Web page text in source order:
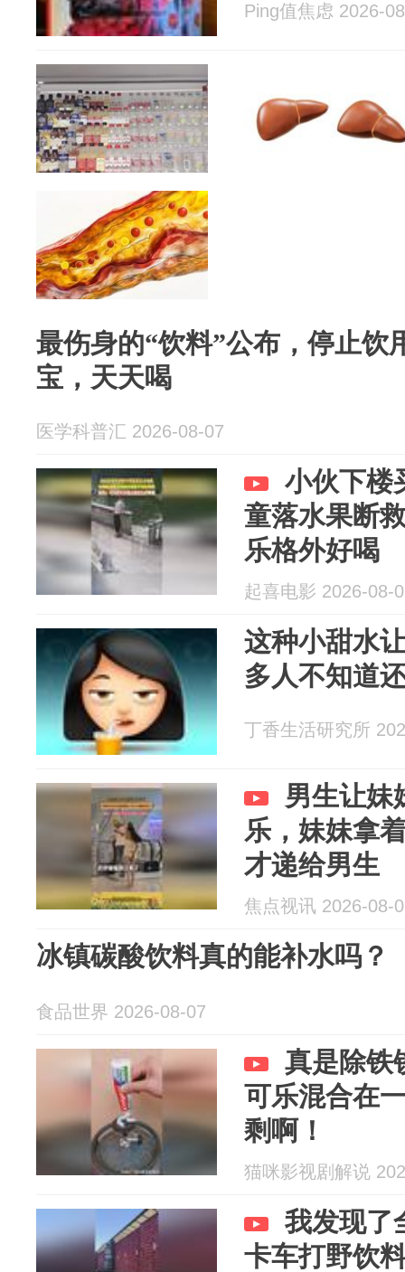
Ping值焦虑 2026-
最伤身的“饮料”公布，停止饮
宝，天天喝
医学科普汇 2026-08-07
小伙下楼
童落水果断
乐格外好喝
起喜电影 2026-08-
这种小甜水
多人不知道
丁香生活研究所
男生让妹
乐，妹妹拿
才递给男生
焦点视讯 2026-08-
冰镇碳酸饮料真的能补水吗？
食品世界 2026-08-07
真是除铁
可乐混合在
剩啊！
猫咪影视剧解说
我发现了
卡车打野饮